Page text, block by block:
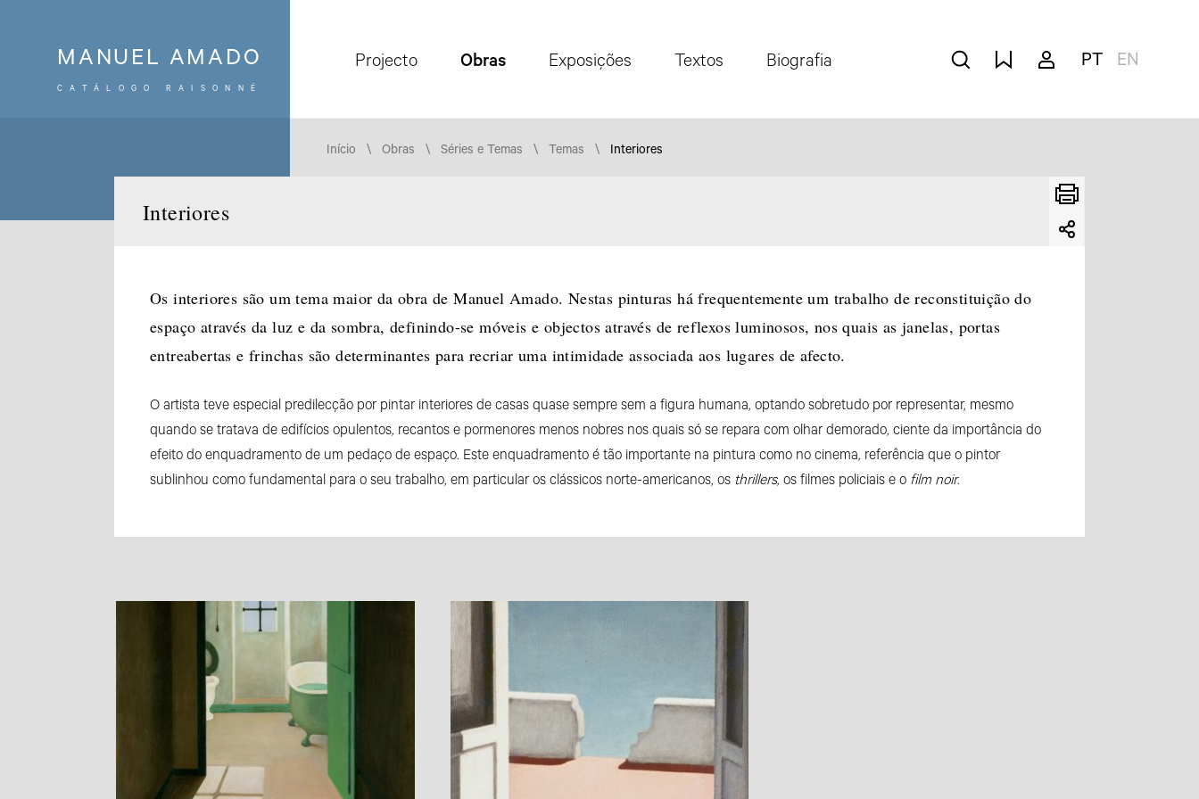
MANUEL AMADO
CATÁLOGO RAISONNÉ
Projecto Obras Exposições Textos Biografia PT EN
Séries e temas
Início Obras Séries e Temas Temas Interiores
Interiores
Os interiores são um tema maior da obra de Manuel Amado. Nestas pinturas há frequentemente um trabalho de reconstituição do
espaço através da luz e da sombra, definindo-se móveis e objectos através de reflexos luminosos, nos quais as janelas, portas
entreabertas e frinchas são determinantes para recriar uma intimidade associada aos lugares de afecto.
O artista teve especial predilecção por pintar interiores de casas quase sempre sem a figura humana, optando sobretudo por representar, mesmo
quando se tratava de edifícios opulentos, recantos e pormenores menos nobres nos quais só se repara com olhar demorado, ciente da importância do
efeito do enquadramento de um pedaço de espaço. Este enquadramento é tão importante na pintura como no cinema, referência que o pintor
sublinhou como fundamental para o seu trabalho, em particular os clássicos norte-americanos, os thrillers, os filmes policiais e o film noir.